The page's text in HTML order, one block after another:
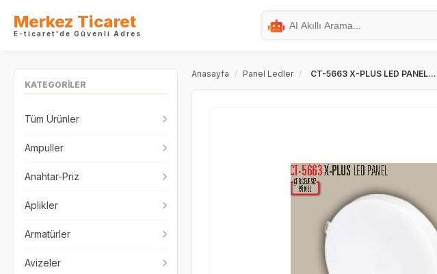
Merkez Ticaret
E-ticaret'de Güvenli Adres
KATEGORİLER
Tüm Ürünler
Ampuller
Anahtar-Priz
Aplikler
Armatürler
Avizeler
Anasayfa / Panel Ledler / CT-5663 X-PLUS LED PANEL...